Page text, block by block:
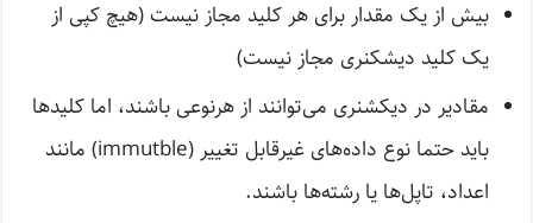
بیش از یک مقدار برای هر کلید مجاز نیست (هیچ کپی از
یک کلید دیشکنری مجاز نیست)
مقادیر در دیکشنری می‌توانند از هرنوعی باشند، اما کلیدها
باید حتما نوع داده‌های غیرقابل تغییر (immutble) مانند
اعداد، تاپل‌ها یا رشته‌ها باشند.